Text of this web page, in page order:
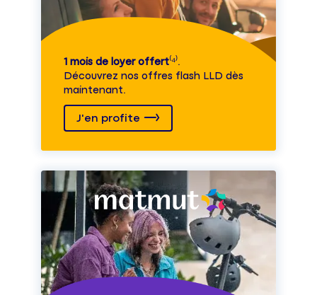
1 mois de loyer offert⁽⁴⁾.
Découvrez nos offres flash LLD dès
maintenant.
J'en profite